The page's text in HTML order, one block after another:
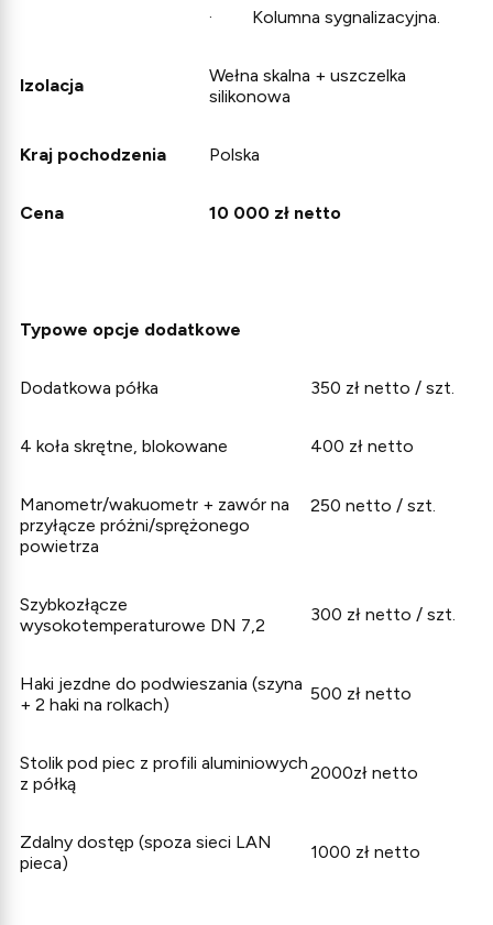
· Kolumna sygnalizacyjna.
Izolacja
Wełna skalna + uszczelka
silikonowa
Kraj pochodzenia Polska
Cena 10 000 zł netto
Typowe opcje dodatkowe
Dodatkowa półka 350 zł netto / szt.
4 koła skrętne, blokowane 400 zł netto
Manometr/wakuometr + zawór na
przyłącze próżni/sprężonego
powietrza
250 netto / szt.
Szybkozłącze
wysokotemperaturowe DN 7,2
300 zł netto / szt.
Haki jezdne do podwieszania (szyna
+ 2 haki na rolkach)
500 zł netto
Stolik pod piec z profili aluminiowych
z półką
2000zł netto
Zdalny dostęp (spoza sieci LAN
pieca)
1000 zł netto